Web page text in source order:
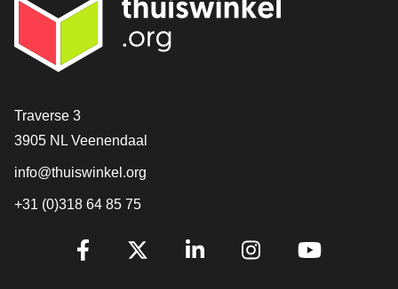
Contact
Traverse 3
3905 NL Veenendaal
info@thuiswinkel.org
+31 (0)318 64 85 75
Volg je ons al?